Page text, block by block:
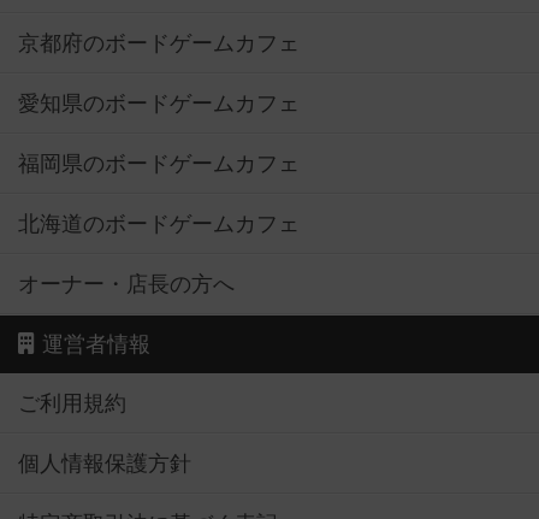
京都府のボードゲームカフェ
愛知県のボードゲームカフェ
福岡県のボードゲームカフェ
北海道のボードゲームカフェ
オーナー・店長の方へ
運営者情報
ご利用規約
個人情報保護方針